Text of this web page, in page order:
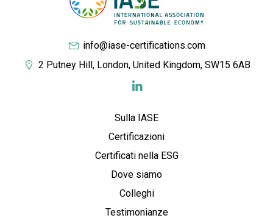
info@iase-certifications.com
2 Putney Hill, London, United Kingdom, SW15 6AB
Sulla IASE
Certificazioni
Certificati nella ESG
Dove siamo
Colleghi
Testimonianze